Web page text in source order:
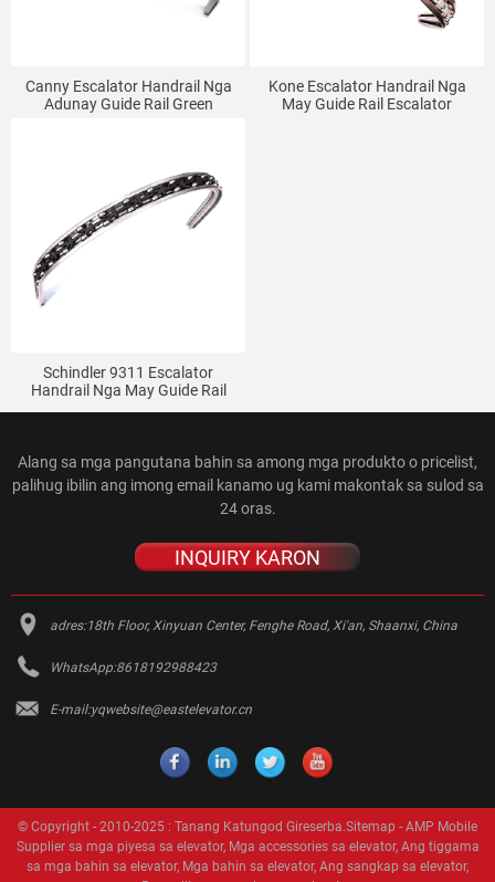
Canny Escalator Handrail Nga
Adunay Guide Rail Green
Kone Escalator Handrail Nga
May Guide Rail Escalator
Schindler 9311 Escalator
Handrail Nga May Guide Rail
Alang sa mga pangutana bahin sa among mga produkto o pricelist,
palihug ibilin ang imong email kanamo ug kami makontak sa sulod sa
24 oras.
INQUIRY KARON
adres:18th Floor, Xinyuan Center, Fenghe Road, Xi'an, Shaanxi, China
WhatsApp:8618192988423
E-mail:yqwebsite@eastelevator.cn
© Copyright - 2010-2025 : Tanang Katungod Gireserba.Sitemap - AMP Mobile
Supplier sa mga piyesa sa elevator, Mga accessories sa elevator, Ang tiggama
sa mga bahin sa elevator, Mga bahin sa elevator, Ang sangkap sa elevator,